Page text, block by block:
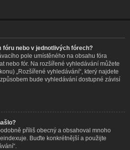
fóru nebo v jednotlivých fórech?
pole umístěného na obsahu fóra
nebo fór. Na rozšířené vyhledávání můžete
„Rozšířené vyhledávání“, který najdete
bude vyhledávání dostupné závisí
příliš obecný a obsahoval mnoho
Buďte konkrétnější a použijte